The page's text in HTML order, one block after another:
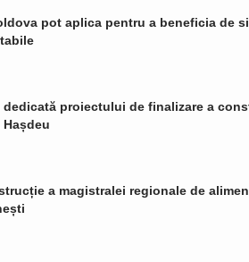
pot aplica pentru a beneficia de
proiectului de finalizare a
a magistralei regionale de